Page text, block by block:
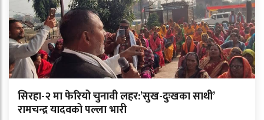
सिरहा-२ मा फेरियो चुनावी लहर:’सुख-दुःखका साथी’
रामचन्द्र यादवको पल्ला भारी